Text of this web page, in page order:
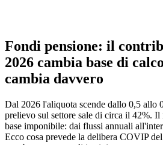
Fondi pensione: il
2026 cambia base di
cambia davvero
Dal 2026 l'aliquota scende dallo 0,5
prelievo sul settore sale di circa il 42%.
base imponibile: dai flussi annuali
Ecco cosa prevede la delibera COVIP